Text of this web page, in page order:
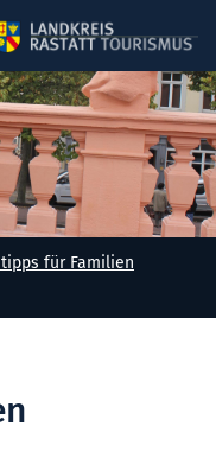
für Familien